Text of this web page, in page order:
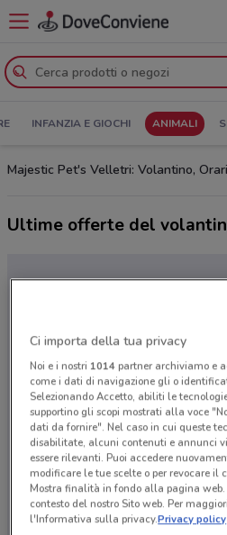
INFANZIA E GIOCHI ANIMALI
Majestic Pet's Velletri: Volantino,
Ultime offerte del
Ci dispiace, al momento
volantini nella tua
Ci importa della tua privacy
Noi e i nostri 1014partner archiviamo e
come i dati di navigazione gli o
Selezionando Accetto, abiliti le
supportino gli scopi mostrati alla voce
dati da fornire". Nel caso in cui queste
disabilitate, alcuni contenuti e annunci
essere rilevanti. Puoi accedere
modificare le tue scelte o per revocare il
Mostra finalità in fondo alla pagina
contesto del nostro Sito web. Per
l'Informativa sulla privacy.Privacy policy